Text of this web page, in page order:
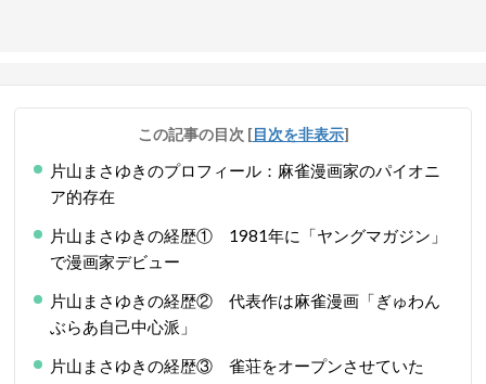
この記事の目次 [目次を非表示]
片山まさゆきのプロフィール：麻雀漫画家のパイオニ
ア的存在
片山まさゆきの経歴① 1981年に「ヤングマガジン」
で漫画家デビュー
片山まさゆきの経歴② 代表作は麻雀漫画「ぎゅわん
ぶらあ自己中心派」
片山まさゆきの経歴③ 雀荘をオープンさせていた